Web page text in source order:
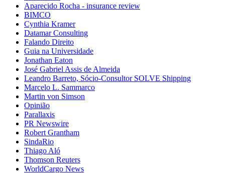
Aparecido Rocha - insurance review
BIMCO
Cynthia Kramer
Datamar Consulting
Falando Direito
Guia na Universidade
Jonathan Eaton
José Gabriel Assis de Almeida
Leandro Barreto, Sócio-Consultor SOLVE Shipping
Marcelo L. Sammarco
Martin von Simson
Opinião
Parallaxis
PR Newswire
Robert Grantham
SindaRio
Thiago Aló
Thomson Reuters
WorldCargo News